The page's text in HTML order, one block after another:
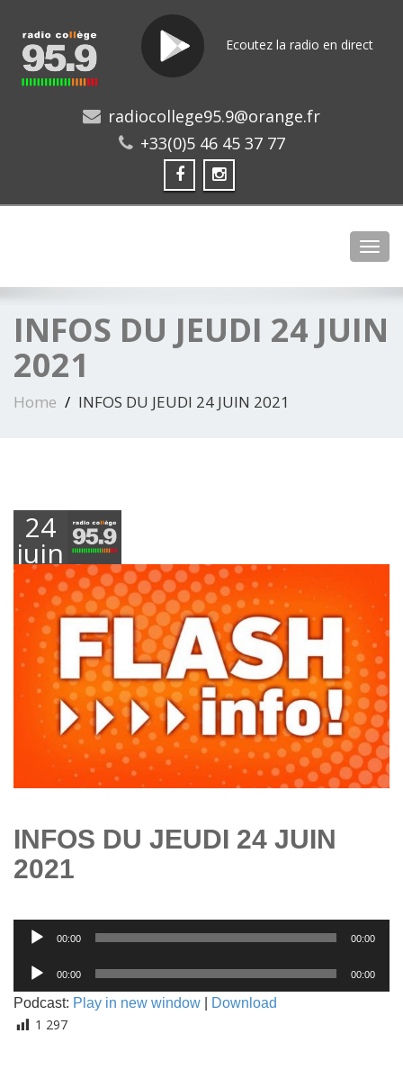
Ecoutez la radio en direct
radiocollege95.9@orange.fr
+33(0)5 46 45 37 77
INFOS DU JEUDI 24 JUIN
2021
Home INFOS DU JEUDI 24 JUIN 2021
24
juin
2021
INFOS DU JEUDI 24 JUIN
2021
Lecteur
audio
00:00 00:00
Lecteur
audio
00:00 00:00
Podcast: Play in new window Download
1 297